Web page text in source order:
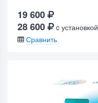
19 600
28 600
c установкой
Сравнить